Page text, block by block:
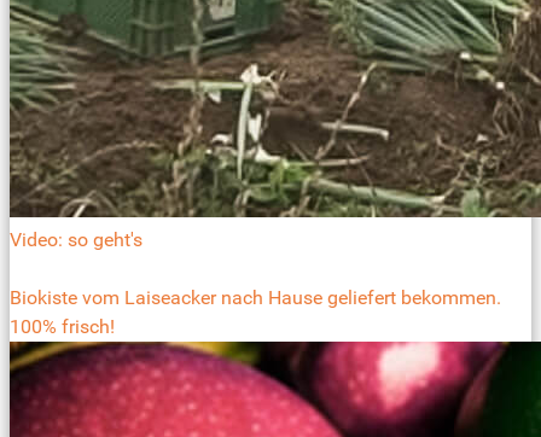
Video: so geht's
Biokiste vom Laiseacker nach Hause geliefert bekommen.
100% frisch!